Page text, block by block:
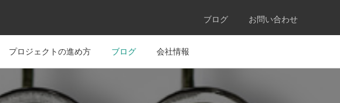
ブログ お問い合わせ
プロジェクトの進め方 ブログ 会社情報